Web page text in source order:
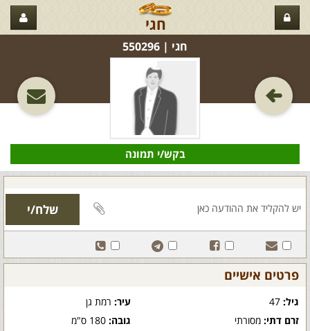
חגי
חגי‏ | 550296
בקש/י תמונה
פרטים אישיים
גיל: עיר:רמת גן
זרם דתי: מסורתי גובה:180 ס"מ